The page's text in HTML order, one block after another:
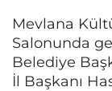
Mevlana
Salonunda
Belediye
İl Başkanı